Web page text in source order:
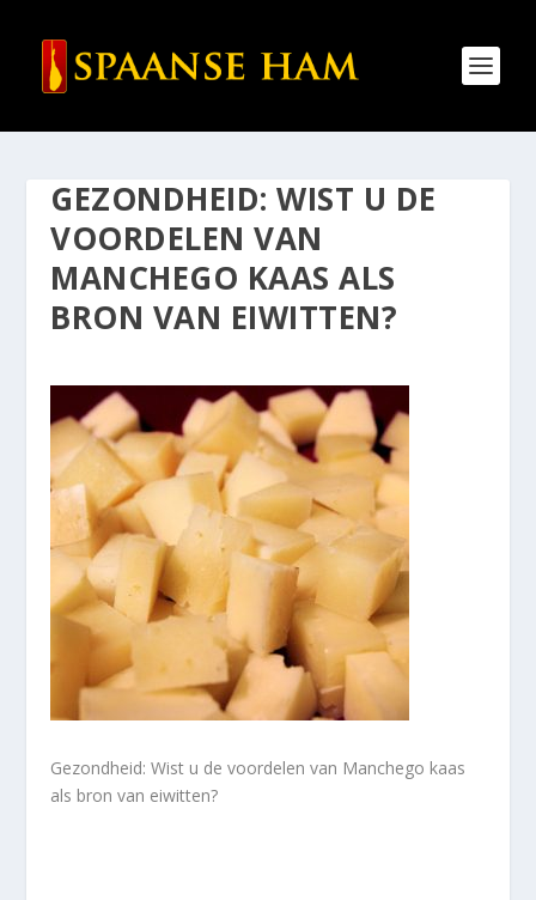
GEZONDHEID: WIST U DE
VOORDELEN VAN
MANCHEGO KAAS ALS
BRON VAN EIWITTEN?
Gezondheid: Wist u de voordelen van Manchego kaas
als bron van eiwitten?